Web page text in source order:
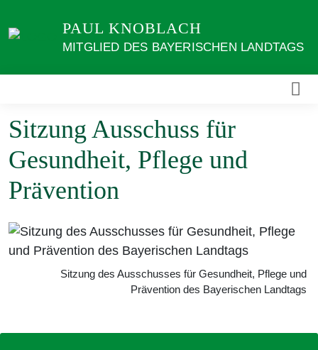
zum
PAUL KNOBLACH
MITGLIED DES BAYERISCHEN LANDTAGS
Sitzung Ausschuss für
Gesundheit, Pflege und
Prävention
Sitzung des Ausschusses für Gesundheit, Pflege und
Prävention des Bayerischen Landtags